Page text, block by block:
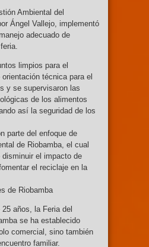
Ambiental del
Ángel Vallejo, implementó
adecuado de
limpios para el
técnica para el
y se supervisaron las
de los alimentos
así la seguridad de los
parte del enfoque de
de Riobamba, el cual
el impacto de
el reciclaje en la
de Riobamba
años, la Feria del
se ha establecido
comercial, sino también
familiar.